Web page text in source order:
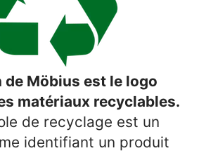
de Möbius est le logo
matériaux recyclables.
de recyclage est un
identifiant un produit